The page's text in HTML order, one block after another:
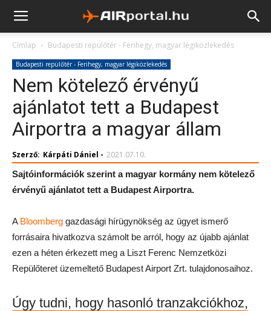
Címlap Budapesti repülőtér - Ferihegy, magyar légiközlekedés
Budapesti repülőtér - Ferihegy, magyar légiközlekedés
Nem kötelező érvényű
ajánlatot tett a Budapest
Airportra a magyar állam
Szerző: Kárpáti Dániel - 2021.07.10.
Sajtóinformációk szerint a magyar kormány nem kötelező
érvényű ajánlatot tett a Budapest Airportra.
A Bloomberg gazdasági hírügynökség az ügyet ismerő
forrásaira hivatkozva számolt be arról, hogy az újabb ajánlat
ezen a héten érkezett meg a Liszt Ferenc Nemzetközi
Repülőteret üzemeltető Budapest Airport Zrt. tulajdonosaihoz.
Úgy tudni, hogy hasonló tranzakciókhoz,